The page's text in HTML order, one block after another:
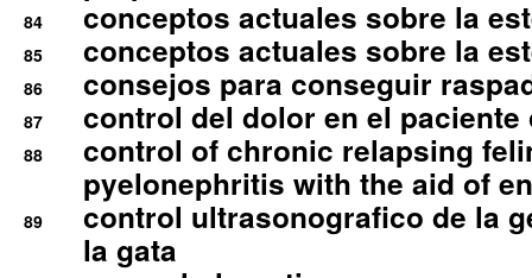
84 conceptos actuales sobre la
85 conceptos actuales sobre la
86 consejos para conseguir
87 control del dolor en el
88
control of chronic relapsing
pyelonephritis with the aid of
89
control ultrasonografico de la
la gata